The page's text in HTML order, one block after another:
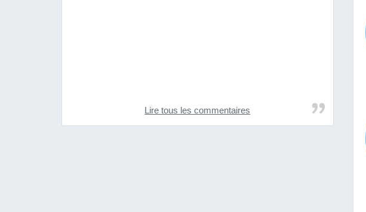
Lire tous les commentaires